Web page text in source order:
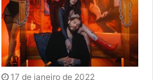
17 de janeiro de 2022